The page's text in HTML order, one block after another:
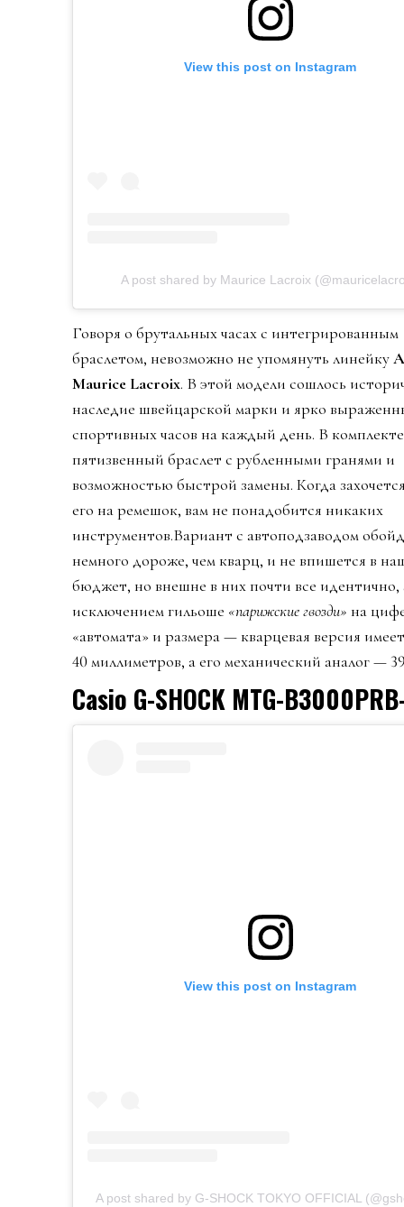
View this post on Instagram
A post shared by Maurice Lacroix
Говоря о брутальных часах с интегрированным
браслетом, невозможно не упомянуть линейку
Maurice Lacroix. В этой модели сошлось
наследие швейцарской марки и ярко
спортивных часов на каждый день. В
пятизвенный браслет с рубленными гранями и
возможностью быстрой замены. Когда
его на ремешок, вам не понадобится никаких
инструментов.Вариант с автоподзаводом
немного дороже, чем кварц, и не впишется в
бюджет, но внешне в них почти все идентично,
исключением гильоше «парижские гвозди» на
«автомата» и размера — кварцевая версия
40 миллиметров, а его механический аналог —
Casio G-SHOCK MTG-
View this post on Instagram
A post shared by G-SHOCK TOKYO OFFICIAL